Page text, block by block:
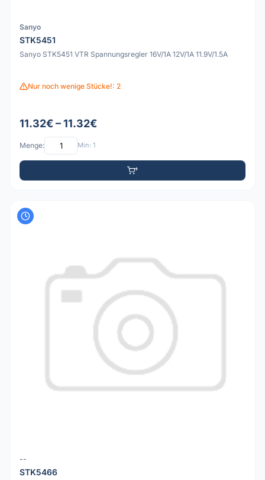
Sanyo
STK5451
Sanyo STK5451 VTR Spannungsregler 16V/1A 12V/1A 11.9V/1.5A
Nur noch wenige Stücke!: 2
11.32€ – 11.32€
Menge: Min: 1
--
STK5466